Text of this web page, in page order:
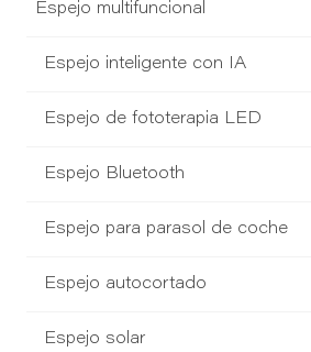
Espejo multifuncional
Espejo inteligente con IA
Espejo de fototerapia LED
Espejo Bluetooth
Espejo para parasol de coche
Espejo autocortado
Espejo solar